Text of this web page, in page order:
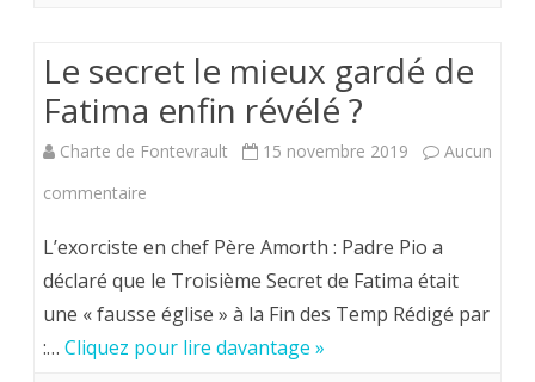
royalistes
Mère
Le secret le mieux gardé de
Fatima enfin révélé ?
Charte de Fontevrault 15 novembre 2019
Aucun
commentaire
secret
le
mieux
L’exorciste en chef Père Amorth : Padre Pio a
déclaré que le Troisième Secret de Fatima était
une « fausse église » à la Fin des Temp Rédigé par
:… Cliquez pour lire davantage »